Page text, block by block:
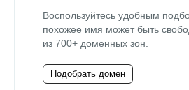
Воспользуйтесь удобным
похожее имя может быть
из 700+ доменных зон.
Подобрать домен